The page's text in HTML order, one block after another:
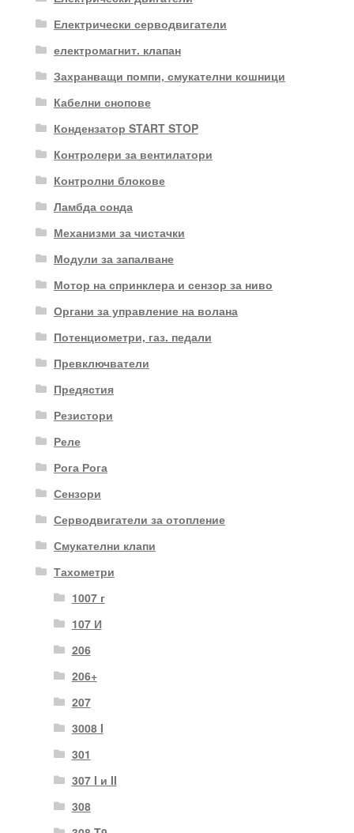
Електрически серводвигатели
електромагнит. клапан
Захранващи помпи, смукателни кошници
Кабелни снопове
Кондензатор START STOP
Контролери за вентилатори
Контролни блокове
Ламбда сонда
Механизми за чистачки
Модули за запалване
Мотор на спринклера и сензор за ниво
Органи за управление на волана
Потенциометри, газ. педали
Превключватели
Предястия
Резистори
Реле
Рога Рога
Сензори
Серводвигатели за отопление
Смукателни клапи
Тахометри
1007 г
107 И
206
206+
207
3008 I
301
307 I и II
308